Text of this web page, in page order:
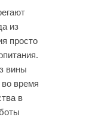
из
просто
вины
время
в